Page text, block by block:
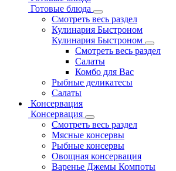
Готовые блюда
Смотреть весь раздел
Кулинария Быстроном
Кулинария Быстроном
Смотреть весь раздел
Салаты
Комбо для Вас
Рыбные деликатесы
Салаты
Консервация
Консервация
Смотреть весь раздел
Мясные консервы
Рыбные консервы
Овощная консервация
Варенье Джемы Компоты